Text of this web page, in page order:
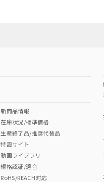
新商品情報
在庫状況/標準価格
生産終了品/推奨代替品
特設サイト
動画ライブラリ
規格認証/適合
RoHS/REACH対応